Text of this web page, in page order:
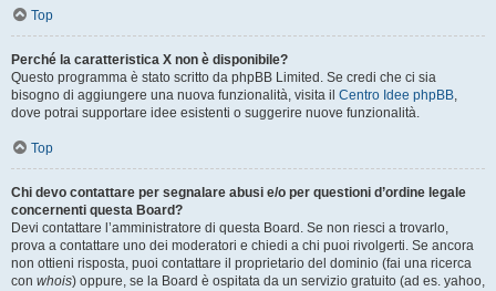
Top
Perché la caratteristica X non è disponibile?
Questo programma è stato scritto da phpBB Limited. Se credi che ci sia
bisogno di aggiungere una nuova funzionalità, visita il Centro Idee phpBB,
dove potrai supportare idee esistenti o suggerire nuove funzionalità.
Top
Chi devo contattare per segnalare abusi e/o per questioni d’ordine legale
concernenti questa Board?
Devi contattare l’amministratore di questa Board. Se non riesci a trovarlo,
prova a contattare uno dei moderatori e chiedi a chi puoi rivolgerti. Se ancora
non ottieni risposta, puoi contattare il proprietario del dominio (fai una ricerca
con whois) oppure, se la Board è ospitata da un servizio gratuito (ad es. yahoo,